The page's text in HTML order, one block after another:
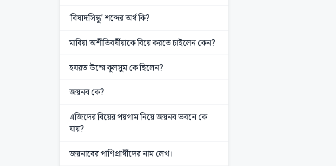
‘বিষাদসিন্ধু’ শব্দের অর্থ কি?
মাবিয়া অশীতিবর্ষীয়াকে বিয়ে করতে চাইলেন কেন?
হযরত উম্মে কুলসুম কে ছিলেন?
জয়নব কে?
এজিদের বিয়ের পয়গাম নিয়ে জয়নব ভবনে কে
যায়?
জয়নাবের পাণিপ্রার্থীদের নাম লেখ।